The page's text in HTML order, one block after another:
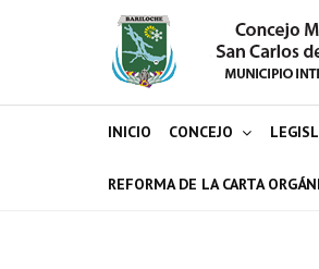
INICIO CONCEJO
REFORMA DE LA CARTA